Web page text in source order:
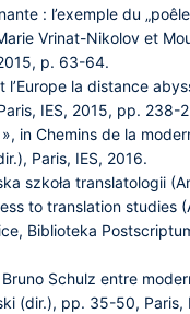
: l’exemple du
Vrinat-Nikolov et
p. 63-64.
la distance
IES, 2015, pp. 238-
in Chemins de la
Paris, IES, 2016.
szkoła translatologii
to translation studies
Biblioteka
Schulz entre
(dir.), pp. 35-50, Paris,